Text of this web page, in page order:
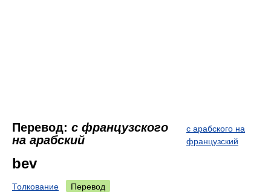
Перевод: с французского
на арабский
с арабского на
французский
bev
Толкование Перевод